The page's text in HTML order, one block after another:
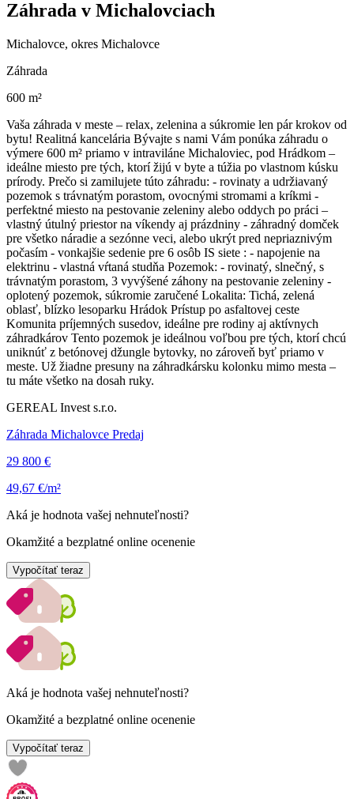
Záhrada v Michalovciach
Michalovce, okres Michalovce
Záhrada
600 m²
Vaša záhrada v meste – relax, zelenina a súkromie len pár krokov od
bytu! Realitná kancelária Bývajte s nami Vám ponúka záhradu o
výmere 600 m² priamo v intraviláne Michaloviec, pod Hrádkom –
ideálne miesto pre tých, ktorí žijú v byte a túžia po vlastnom kúsku
prírody. Prečo si zamilujete túto záhradu: - rovinaty a udržiavaný
pozemok s trávnatým porastom, ovocnými stromami a kríkmi -
perfektné miesto na pestovanie zeleniny alebo oddych po práci –
vlastný útulný priestor na víkendy aj prázdniny - záhradný domček
pre všetko náradie a sezónne veci, alebo ukrýt pred nepriaznivým
počasím - vonkajšie sedenie pre 6 osôb IS siete : - napojenie na
elektrinu - vlastná vŕtaná studňa Pozemok: - rovinatý, slnečný, s
trávnatým porastom, 3 vyvýšené záhony na pestovanie zeleniny -
oplotený pozemok, súkromie zaručené Lokalita: Tichá, zelená
oblasť, blízko lesoparku Hrádok Prístup po asfaltovej ceste
Komunita príjemných susedov, ideálne pre rodiny aj aktívnych
záhradkárov Tento pozemok je ideálnou voľbou pre tých, ktorí chcú
uniknúť z betónovej džungle bytovky, no zároveň byť priamo v
meste. Už žiadne presuny na záhradkársku kolonku mimo mesta –
tu máte všetko na dosah ruky.
GEREAL Invest s.r.o.
Záhrada Michalovce Predaj
29 800 €
49,67 €/m²
Aká je hodnota vašej nehnuteľnosti?
Okamžité a bezplatné online ocenenie
Vypočítať teraz
Aká je hodnota vašej nehnuteľnosti?
Okamžité a bezplatné online ocenenie
Vypočítať teraz